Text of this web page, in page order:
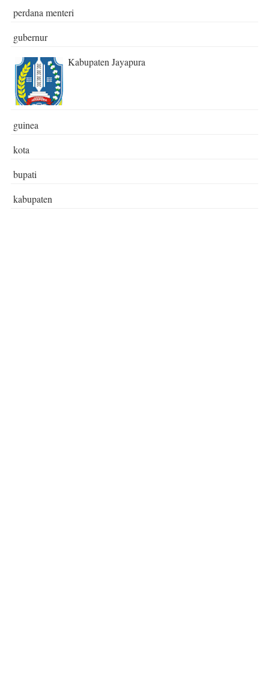
perdana menteri
gubernur
Kabupaten Jayapura
guinea
kota
bupati
kabupaten